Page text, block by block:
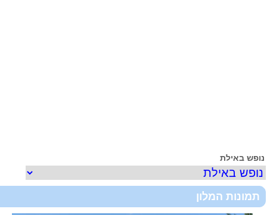
באילת
תמונות המלון